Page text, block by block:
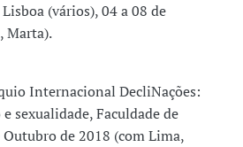
(vários), 04 a 08 de
Marta).
Internacional DecliNações:
sexualidade, Faculdade de
de 2018 (com Lima,